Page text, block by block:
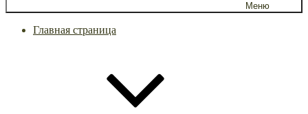
Меню
Главная страница